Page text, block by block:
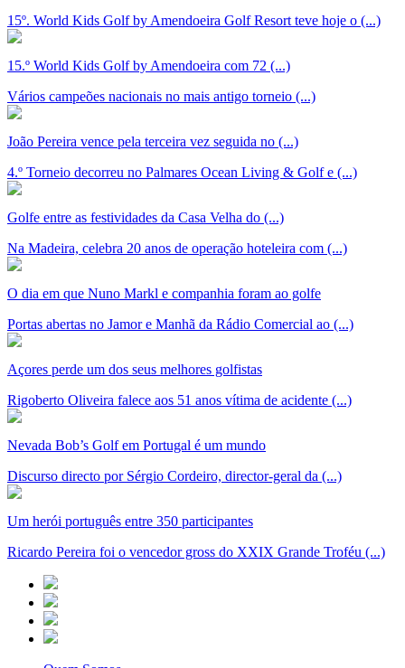
15º. World Kids Golf by Amendoeira Golf Resort teve hoje o (...)
15.º World Kids Golf by Amendoeira com 72 (...)
Vários campeões nacionais no mais antigo torneio (...)
João Pereira vence pela terceira vez seguida no (...)
4.º Torneio decorreu no Palmares Ocean Living & Golf e (...)
Golfe entre as festividades da Casa Velha do (...)
Na Madeira, celebra 20 anos de operação hoteleira com (...)
O dia em que Nuno Markl e companhia foram ao golfe
Portas abertas no Jamor e Manhã da Rádio Comercial ao (...)
Açores perde um dos seus melhores golfistas
Rigoberto Oliveira falece aos 51 anos vítima de acidente (...)
Nevada Bob’s Golf em Portugal é um mundo
Discurso directo por Sérgio Cordeiro, director-geral da (...)
Um herói português entre 350 participantes
Ricardo Pereira foi o vencedor gross do XXIX Grande Troféu (...)